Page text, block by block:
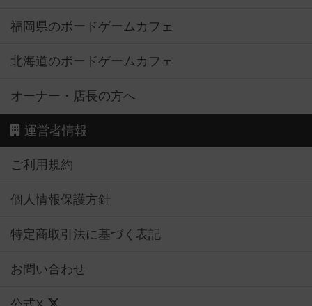
福岡県のボードゲームカフェ
北海道のボードゲームカフェ
オーナー・店長の方へ
運営者情報
ご利用規約
個人情報保護方針
特定商取引法に基づく表記
お問い合わせ